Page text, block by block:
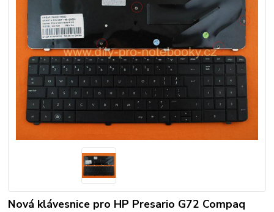
Nová klávesnice pro HP Presario G72 Compaq